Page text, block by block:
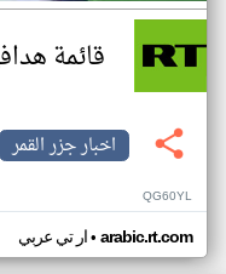
قائمة
اخبار جزر القمر
QG60YL
ار تي عربي• arabic.rt.com